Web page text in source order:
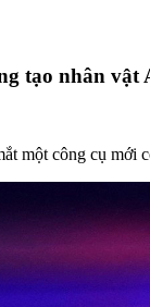
tạo nhân vật
một công cụ mới